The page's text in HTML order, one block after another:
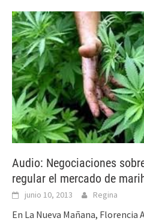
Audio: Negociaciones
regular el mercado de
junio 10, 2013 Regina
En La Nueva Mañana, Florencia